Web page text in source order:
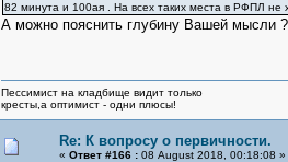
82 минута и 100ая . На всех таких места в РФПЛ не
А можно пояснить глубину Вашей мысли ?
Пессимист на кладбище видит только
кресты,а оптимист - одни плюсы!
Re: К вопросу о первичности.
« Ответ #166 :08 August 2018, 00:18:08 »